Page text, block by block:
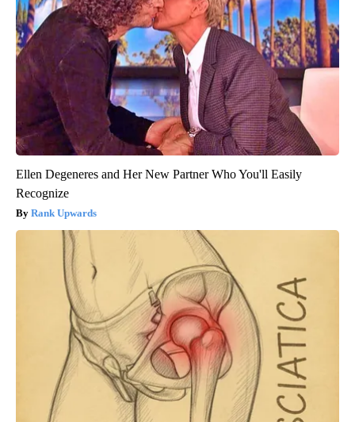
Ellen Degeneres and Her New Partner Who You'll Easily
Recognize
Rank Upwards